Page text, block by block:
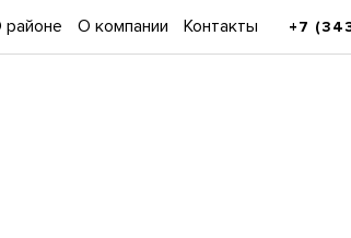
О компании Контакты +7